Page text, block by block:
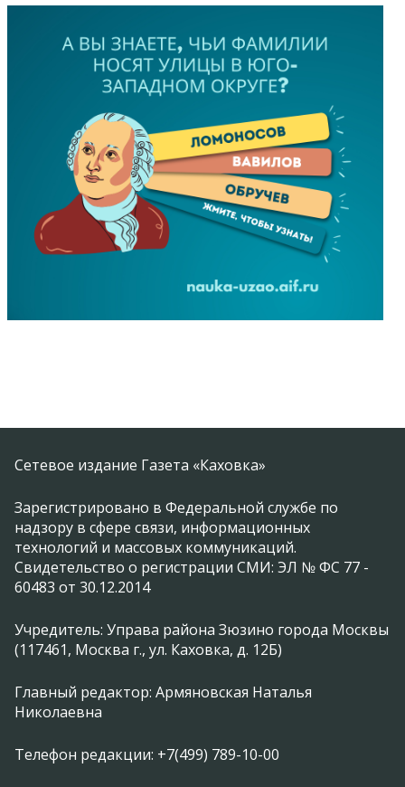
Сетевое издание Газета «Каховка»
Зарегистрировано в Федеральной службе по
надзору в сфере связи, информационных
технологий и массовых коммуникаций.
Свидетельство о регистрации СМИ: ЭЛ № ФС 77 -
60483 от 30.12.2014
Учредитель: Управа района Зюзино города Москвы
(117461, Москва г., ул. Каховка, д. 12Б)
Главный редактор: Армяновская Наталья
Николаевна
Телефон редакции: +7(499) 789-10-00